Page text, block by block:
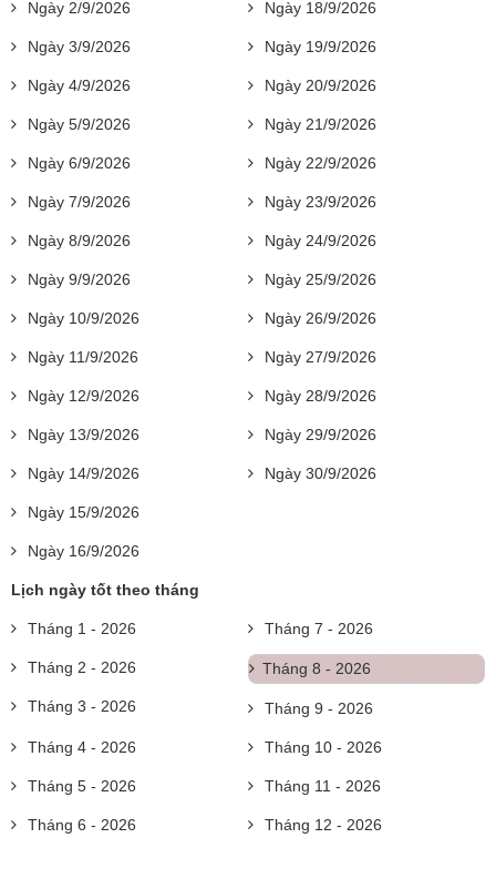
Ngày 2/9/2026
Ngày 3/9/2026
Ngày 4/9/2026
Ngày 5/9/2026
Ngày 6/9/2026
Ngày 7/9/2026
Ngày 8/9/2026
Ngày 9/9/2026
Ngày 10/9/2026
Ngày 11/9/2026
Ngày 12/9/2026
Ngày 13/9/2026
Ngày 14/9/2026
Ngày 15/9/2026
Ngày 16/9/2026
Ngày 18/9/2026
Ngày 19/9/2026
Ngày 20/9/2026
Ngày 21/9/2026
Ngày 22/9/2026
Ngày 23/9/2026
Ngày 24/9/2026
Ngày 25/9/2026
Ngày 26/9/2026
Ngày 27/9/2026
Ngày 28/9/2026
Ngày 29/9/2026
Ngày 30/9/2026
Lịch ngày tốt theo tháng
Tháng 1 - 2026
Tháng 2 - 2026
Tháng 3 - 2026
Tháng 4 - 2026
Tháng 5 - 2026
Tháng 6 - 2026
Tháng 7 - 2026
Tháng 8 - 2026
Tháng 9 - 2026
Tháng 10 - 2026
Tháng 11 - 2026
Tháng 12 - 2026